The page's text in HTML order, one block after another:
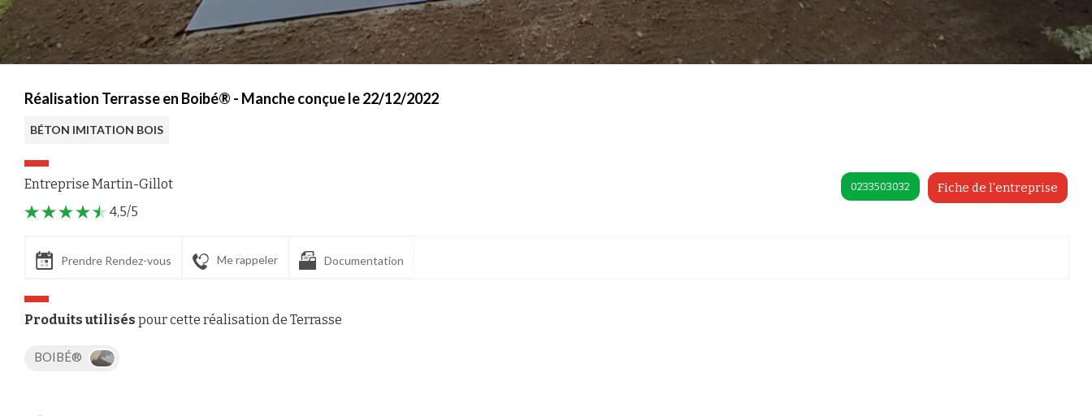
Réalisation Terrasse en Boibé® - Manche conçue le 22/12/2022
BÉTON IMITATION BOIS
Entreprise Martin-Gillot Fiche de l'entreprise
0233503032
4,5/5
Prendre Rendez-vous Me rappeler Documentation
Produits utilisés pour cette réalisation de Terrasse
BOIBÉ®